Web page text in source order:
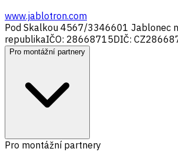
www.jablotron.com
Pod Skalkou 4567/3346601 Jablonec
republikaIČO: 28668715DIČ:
Pro montážní partnery
Pro montážní partnery